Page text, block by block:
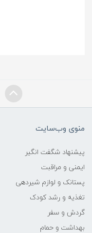
منوی وب‌سایت
پیشنهاد شگفت انگیر
ایمنی و مراقبت
پستانک و لوازم شیردهی
تغذیه و رشد کودک
گردش و سفر
بهداشت و حمام